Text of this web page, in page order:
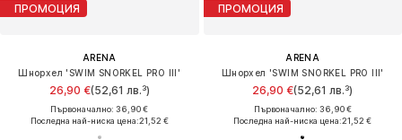
ПРОМОЦИЯ
ARENA
Шнорхел 'SWIM SNORKEL PRO III'
26,90 €(52,61 лв.³)
Първоначално: 36,90 €
Последна най-ниска цена:21,52 €
ПРОМОЦИЯ
ARENA
Шнорхел 'SWIM SNORKEL PRO III'
26,90 €(52,61 лв.³)
Първоначално: 36,90 €
Последна най-ниска цена:21,52 €